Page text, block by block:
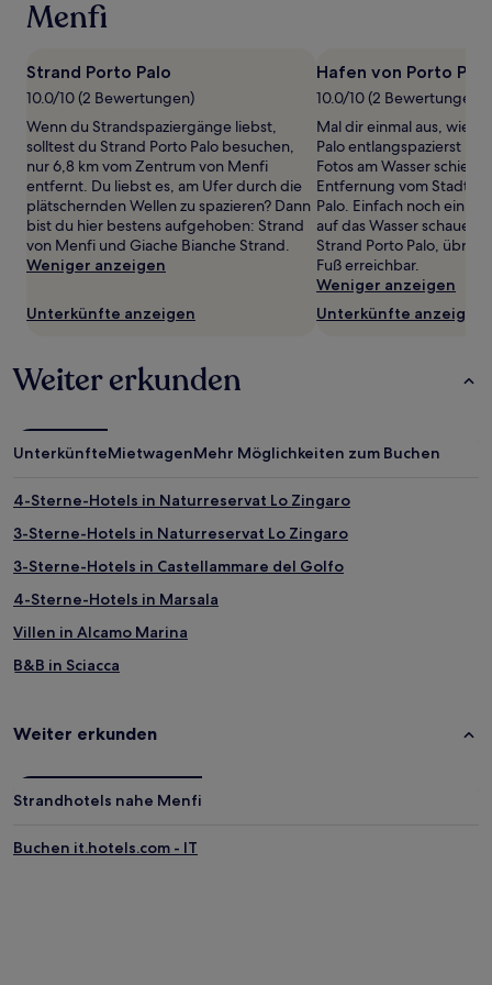
Preise
Verfügbarkeiten
können
sich
ändern.
Es
können
zusätzliche
Bedingungen
gelten.
Menfi
Strand Porto Palo
10.0/10 (2 Bewertungen)
Wenn du Strandspaziergänge liebst,
solltest du Strand Porto Palo besuchen,
nur 6,8 km vom Zentrum von Menfi
entfernt. Du liebst es, am Ufer durch die
plätschernden Wellen zu spazieren? Dann
bist du hier bestens aufgehoben: Strand
von Menfi und Giache Bianche Strand.
Weniger anzeigen
Unterkünfte anzeigen
Hafen von Porto Palo
10.0/10 (2 Bewertungen)
Mal dir einmal aus, wie
Palo entlangspazierst
Fotos am Wasser schießt,
Entfernung vom
Palo. Einfach noch ein
auf das Wasser schauen
Strand Porto Palo,
Fuß erreichbar.
Weniger anzeigen
Unterkünfte anzeigen
Weiter erkunden
UnterkünfteMietwagenMehr Möglichkeiten zum Buchen
4-Sterne-Hotels in Naturreservat Lo Zingaro
3-Sterne-Hotels in Naturreservat Lo Zingaro
3-Sterne-Hotels in Castellammare del Golfo
4-Sterne-Hotels in Marsala
Villen in Alcamo Marina
B&B in Sciacca
B&B in Strand von Guidaloca
B&B in Porto Empedocle
Weiter erkunden
Strandhotels nahe Menfi
Buchen it.hotels.com - IT